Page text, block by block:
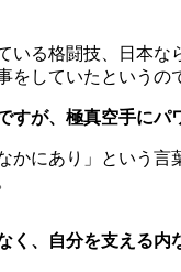
いる格闘技、日本
をしていたという
が、極真空手にパ
にあり」という言
、自分を支える内